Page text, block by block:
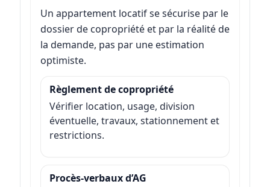
Un appartement locatif se sécurise par le
dossier de copropriété et par la réalité de
la demande, pas par une estimation
optimiste.
Règlement de copropriété
Vérifier location, usage, division
éventuelle, travaux, stationnement et
restrictions.
Procès-verbaux d’AG